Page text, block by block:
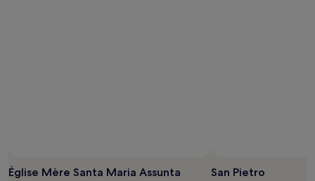
Église Mère Santa Maria Assunta San Pietro